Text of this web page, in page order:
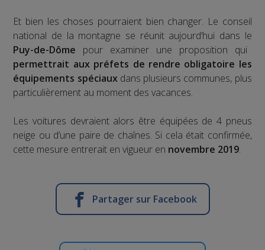
Et bien les choses pourraient bien changer. Le conseil
national de la montagne se réunit aujourd’hui dans le
Puy-de-Dôme pour examiner une proposition qui
permettrait aux préfets de rendre obligatoire les
équipements spéciauxdans plusieurs communes, plus
particulièrement au moment des vacances.
Les voitures devraient alors être équipées de 4 pneus
neige ou d’une paire de chaînes. Si cela était confirmée,
cette mesure entrerait en vigueur en novembre 2019.
Partager sur Facebook